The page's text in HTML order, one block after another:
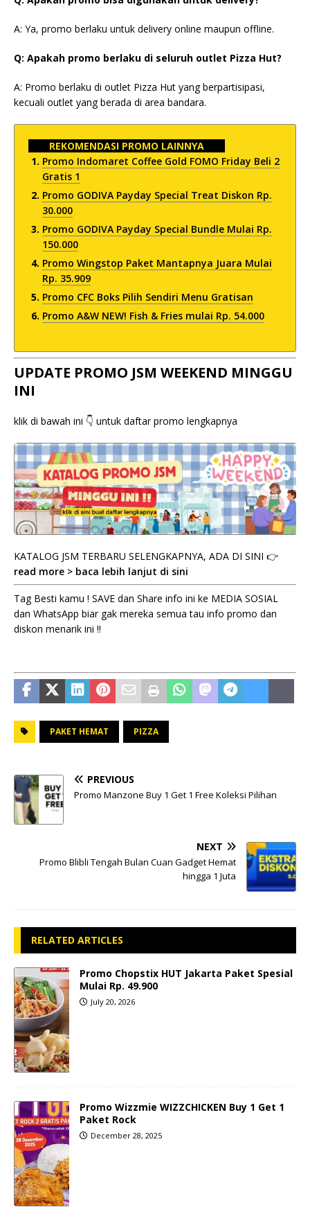
A: Ya, promo berlaku untuk delivery online maupun offline.
Q: Apakah promo berlaku di seluruh outlet Pizza Hut?
A: Promo berlaku di outlet Pizza Hut yang berpartisipasi,
kecuali outlet yang berada di area bandara.
REKOMENDASI PROMO LAINNYA
Promo Indomaret Coffee Gold FOMO Friday Beli 2
Gratis 1
Promo GODIVA Payday Special Treat Diskon Rp.
30.000
Promo GODIVA Payday Special Bundle Mulai Rp.
150.000
Promo Wingstop Paket Mantapnya Juara Mulai
Rp. 35.909
Promo CFC Boks Pilih Sendiri Menu Gratisan
Promo A&W NEW! Fish & Fries mulai Rp. 54.000
UPDATE PROMO JSM WEEKEND MINGGU
INI
klik di bawah ini 👇 untuk daftar promo lengkapnya
KATALOG JSM TERBARU SELENGKAPNYA, ADA DI SINI 👉
read more > baca lebih lanjut di sini
Tag Besti kamu ! SAVE dan Share info ini ke MEDIA SOSIAL
dan WhatsApp biar gak mereka semua tau info promo dan
diskon menarik ini !!
PAKET HEMAT PIZZA
PREVIOUS
Promo Manzone Buy 1 Get 1 Free Koleksi Pilihan
NEXT
Promo Blibli Tengah Bulan Cuan Gadget Hemat
hingga 1 Juta
RELATED ARTICLES
Promo Chopstix HUT Jakarta Paket Spesial
Mulai Rp. 49.900
July 20, 2026
Promo Wizzmie WIZZCHICKEN Buy 1 Get 1
Paket Rock
December 28, 2025